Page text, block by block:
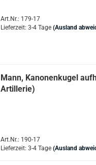
Art.Nr.: 179-17
Lieferzeit: 3-4 Tage (Ausland
Mann, Kanonenkugel
Artillerie)
Art.Nr.: 190-17
Lieferzeit: 3-4 Tage (Ausland